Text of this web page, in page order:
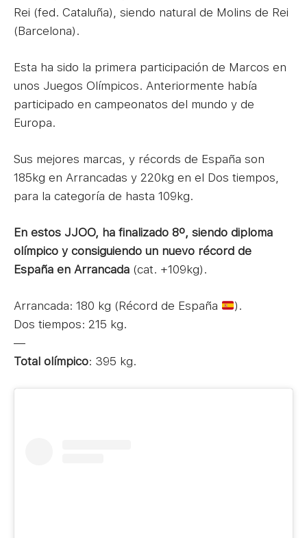
Rei (fed. Cataluña), siendo natural de Molins de Rei
(Barcelona).
Esta ha sido la primera participación de Marcos en
unos Juegos Olímpicos. Anteriormente había
participado en campeonatos del mundo y de
Europa.
Sus mejores marcas, y récords de España son
185kg en Arrancadas y 220kg en el Dos tiempos,
para la categoría de hasta 109kg.
En estos JJOO, ha finalizado 8º, siendo diploma
olímpico y consiguiendo un nuevo récord de
España en Arrancada (cat. +109kg).
Arrancada: 180 kg (Récord de España
).
Dos tiempos: 215 kg.
—
Total olímpico: 395 kg.